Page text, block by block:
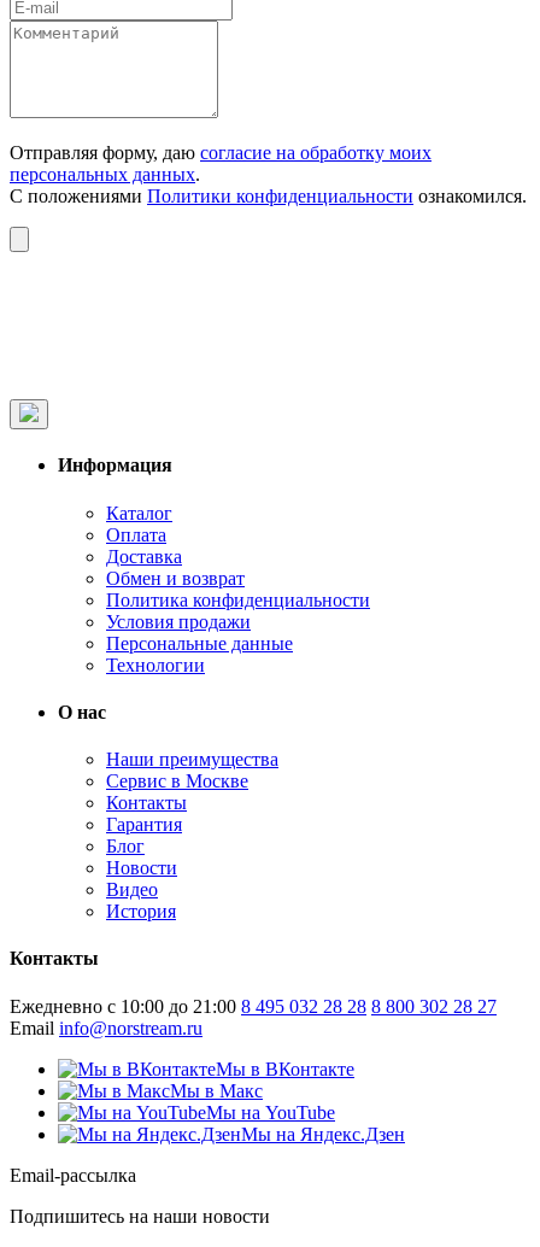
Отправляя форму, даю согласие на обработку моих
персональных данных.
С положениями Политики конфиденциальности ознакомился.
Информация
Каталог
Оплата
Доставка
Обмен и возврат
Политика конфиденциальности
Условия продажи
Персональные данные
Технологии
О нас
Наши преимущества
Сервис в Москве
Контакты
Гарантия
Блог
Новости
Видео
История
Контакты
Ежедневно с 10:00 до 21:00 8 495 032 28 28 8 800 302 28 27
Email info@norstream.ru
Мы в ВКонтакте
Мы в Макс
Мы на YouTube
Мы на Яндекс.Дзен
Email-рассылка
Подпишитесь на наши новости